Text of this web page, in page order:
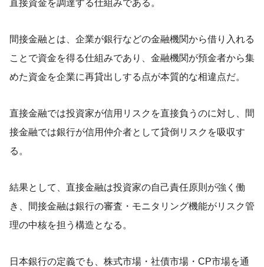
直接資金を調達する仕組みである。
間接金融とは、企業が銀行などの金融機関から借り入れる
ことで資金を得る仕組みであり、金融機関が預金者から集
めた資金を企業に再貸出しする点が本質的な相違点だ。
直接金融では投資家が信用リスクを直接負うのに対し、間
接金融では銀行が信用仲介者として貸倒リスクを吸収す
る。
結果として、直接金融は投資家の自己責任原則が強く働
き、間接金融は銀行の審査・モニタリング機能がリスク管
理の中核を担う構造となる。
日本銀行の定義でも、株式市場・社債市場・CP市場を通